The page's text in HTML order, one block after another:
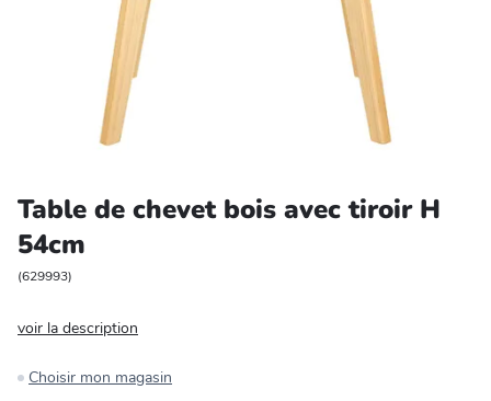
Entretien et rangement
Loisirs
Bricolage et auto
Jardin et plein air
Table de chevet bois avec tiroir H
54cm
(629993)
voir la description
Choisir mon magasin